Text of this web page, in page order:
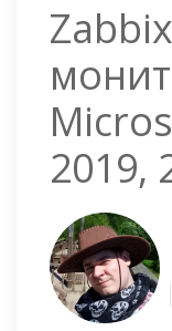
2019,